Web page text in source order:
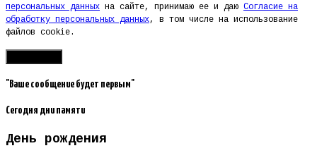
персональных данных на сайте, принимаю ее и даю Согласие на
обработку персональных данных, в том числе на использование
файлов cookie.
"Ваше сообщение будет первым"
Сегодня дни памяти
День рождения